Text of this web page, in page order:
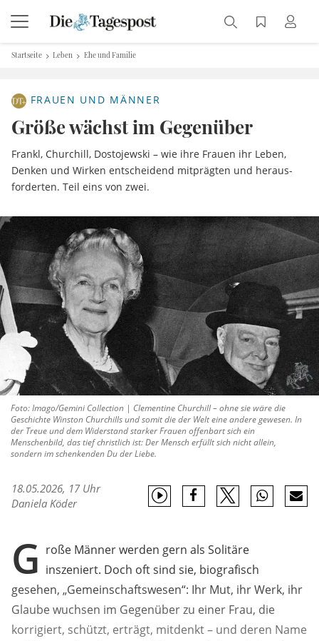
Startseite Leben Ehe und Familie
FRAUEN UND MÄNNER
Größe wächst im Gegenüber
Frankl, Churchill, Dostojewski – wie ihre Frauen ihr Leben,
Denken und Wirken entscheidend mitprägten und heraus-
forderten. Teil eins von zwei.
Foto: Imago/Gemini Collection | Clementine Churchill – ohne sie wäre die
Geschichte Winston Churchills und somit die der Welt eine andere gewesen. In
der Treue und dem Widerstand starker Frauen offenbart sich ein
Menschenbild, das tief christlich ist: Der Mensch erfüllt sich nicht allein,
sondern im schenkenden Du der Liebe.
18.05.2026, 17 Uhr
Daniela Köder
G roße Männer werden gern als Solitäre
inszeniert. Doch oft sind sie, biografisch
gesehen, „Gemeinschaftswesen“: Ihr Mut, ihr Werk, ihr
Glaube wuchsen im Gegenüber zu einer Frau, die
korrigiert, schützt, erträgt, mitdenkt – und deren Name